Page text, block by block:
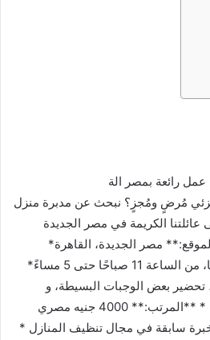
رائعة بمصر الة
مُرضٍ ومُجزٍ؟ نبحث عن مدبرة منزل
الكريمة في مصر الجديدة
مصر الجديدة، القاهرة*
**الجدول:** مرتين أسبوعيًا، من الساعة 11 صباحًا حتى 5 مساءً*
بعض الوجبات البسيطة، و
المساعدة في تنظيم المنزل * **المرتب:** 4000 جنيه مصري
سابقة في مجال تنظيف المنازل *